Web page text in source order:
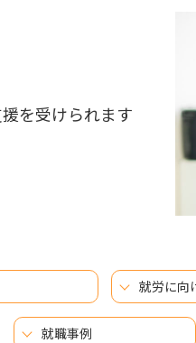
を受けられます
就労に向
就職事例